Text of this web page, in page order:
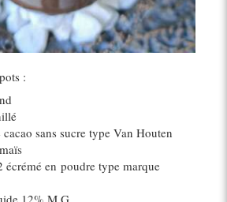
:
sans sucre type Van Houten
écrémé en poudre type marque